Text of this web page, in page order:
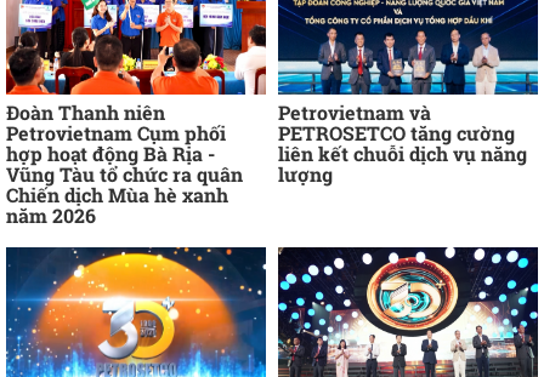
Đoàn Thanh niên
Petrovietnam Cụm phối
hợp hoạt động Bà Rịa -
Vũng Tàu tổ chức ra quân
Chiến dịch Mùa hè xanh
năm 2026
Petrovietnam và
PETROSETCO tăng cường
liên kết chuỗi dịch vụ năng
lượng